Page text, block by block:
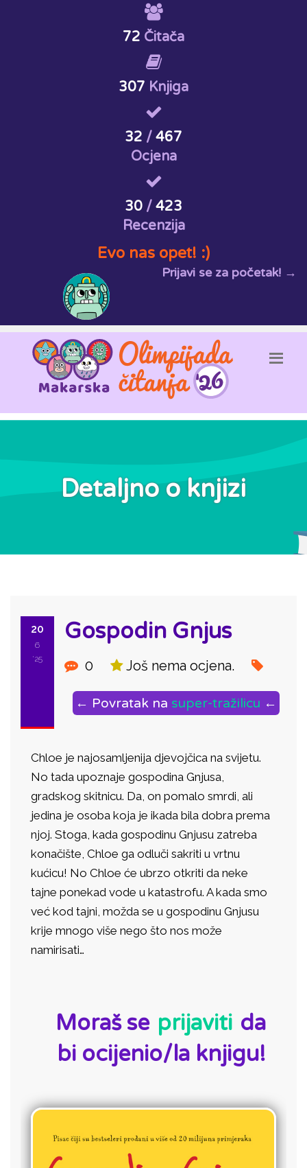
72 Čitača
307 Knjiga
32 / 467
Ocjena
30 / 423
Recenzija
Evo nas opet! :)
Prijavi se za početak! →
Detaljno o knjizi
20
6
'25
Gospodin Gnjus
0 Još nema ocjena.
← Povratak na super-tražilicu ←
Chloe je najosamljenija djevojčica na svijetu.
No tada upoznaje gospodina Gnjusa,
gradskog skitnicu. Da, on pomalo smrdi, ali
jedina je osoba koja je ikada bila dobra prema
njoj. Stoga, kada gospodinu Gnjusu zatreba
konačište, Chloe ga odluči sakriti u vrtnu
kućicu! No Chloe će ubrzo otkriti da neke
tajne ponekad vode u katastrofu. A kada smo
već kod tajni, možda se u gospodinu Gnjusu
krije mnogo više nego što nos može
namirisati…
Moraš se prijaviti da
bi ocijenio/la knjigu!